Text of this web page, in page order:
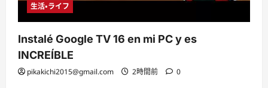
生活・ライフ
Instalé Google TV 16 en mi PC y es
INCREÍBLE
pikakichi2015@gmail.com 2時間前 0